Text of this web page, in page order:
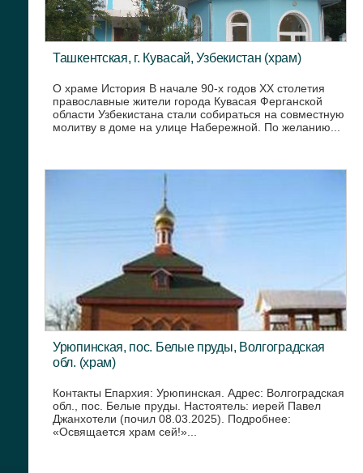
Ташкентская, г. Кувасай, Узбекистан (храм)
О храме История В начале 90-х годов XX столетия
православные жители города Кувасая Ферганской
области Узбекистана стали собираться на совместную
молитву в доме на улице Набережной. По желанию...
Урюпинская, пос. Белые пруды, Волгоградская
обл. (храм)
Контакты Епархия: Урюпинская. Адрес: Волгоградская
обл., пос. Белые пруды. Настоятель: иерей Павел
Джанхотели (почил 08.03.2025). Подробнее:
«Освящается храм сей!»...